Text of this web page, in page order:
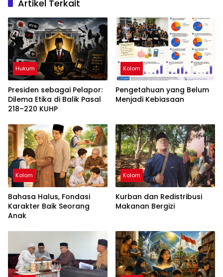
Artikel Terkait
Hukum
Presiden sebagai Pelapor:
Dilema Etika di Balik Pasal
218–220 KUHP
Kolom
Pengetahuan yang Belum
Menjadi Kebiasaan
Kolom
Bahasa Halus, Fondasi
Karakter Baik Seorang
Anak
Kolom
Kurban dan Redistribusi
Makanan Bergizi